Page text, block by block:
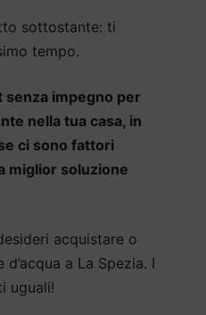
sottostante: ti
tempo.
impegno per
nella tua casa, in
ci sono fattori
miglior soluzione
acquistare o
a La Spezia. I
uguali!